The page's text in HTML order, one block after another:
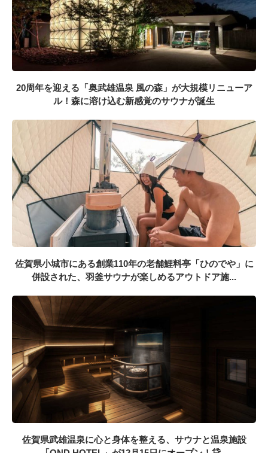
20周年を迎える「奥武雄温泉 風の森」が大規模リニューア
ル！森に溶け込む新感覚のサウナが誕生
佐賀県小城市にある創業110年の老舗鯉料亭「ひのでや」に
併設された、羽釜サウナが楽しめるアウトドア施...
佐賀県武雄温泉に心と身体を整える、サウナと温泉施設